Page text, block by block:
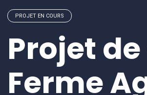
PROJET EN COURS
Projet
Ferme